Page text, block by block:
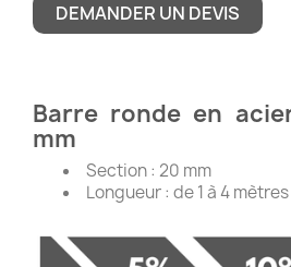
DEMANDER UN DEVIS
Barre ronde en
mm
Section : 20 mm
Longueur : de 1 à 4 mètres